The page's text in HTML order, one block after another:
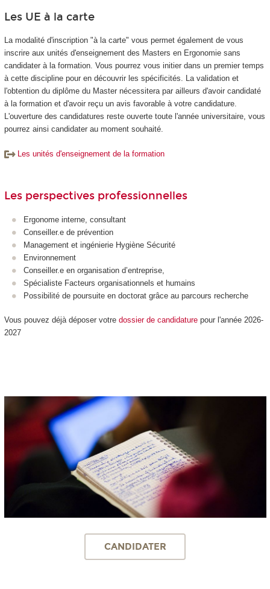
Les UE à la carte
La modalité d'inscription "à la carte" vous permet également de vous
inscrire aux unités d'enseignement des Masters en Ergonomie sans
candidater à la formation. Vous pourrez vous initier dans un premier temps
à cette discipline pour en découvrir les spécificités. La validation et
l'obtention du diplôme du Master nécessitera par ailleurs d'avoir candidaté
à la formation et d'avoir reçu un avis favorable à votre candidature.
L'ouverture des candidatures reste ouverte toute l'année universitaire, vous
pourrez ainsi candidater au moment souhaité.
Les unités d'enseignement de la formation
Les perspectives professionnelles
Ergonome interne, consultant
Conseiller.e de prévention
Management et ingénierie Hygiène Sécurité
Environnement
Conseiller.e en organisation d’entreprise,
Spécialiste Facteurs organisationnels et humains
Possibilité de poursuite en doctorat grâce au parcours recherche
Vous pouvez déjà déposer votre dossier de candidaturepour l'année 2026-
2027
CANDIDATER